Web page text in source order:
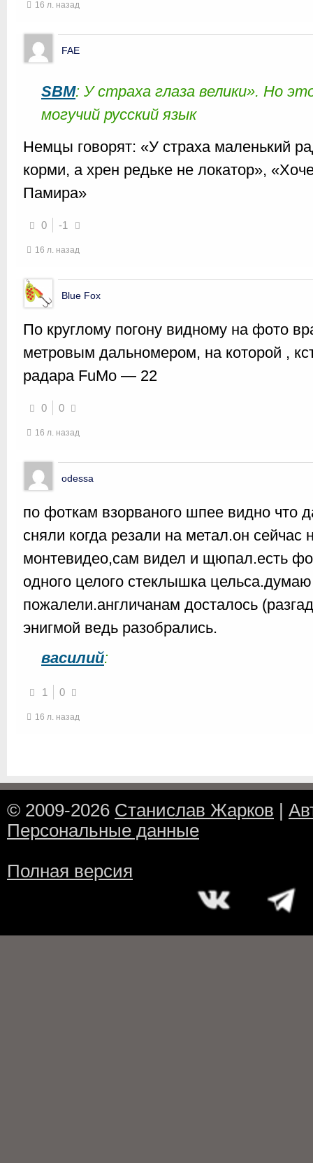
16 л. назад
FAE
SBM: У страха глаза велики». Но
могучий русский язык
Немцы говорят: «У страха маленький
корми, а хрен редьке не локатор»,
Памира»
0 -1
16 л. назад
Blue Fox
По круглому погону видному на фото
метровым дальномером, на которой ,
радара FuMo — 22
0 0
16 л. назад
odessa
по фоткам взорваного шпее видно что
сняли когда резали на метал.он сейчас
монтевидео,сам видел и щюпал.есть
одного целого стеклышка
пожалели.англичанам досталось
энигмой ведь разобрались.
василий:
1 0
16 л. назад
© 2009-2026 Станислав Жарков
Персональные данные
Полная версия